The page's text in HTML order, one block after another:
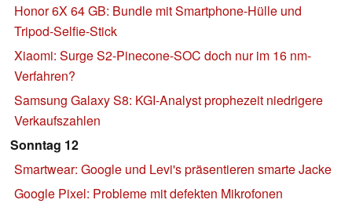
Honor 6X 64 GB: Bundle mit Smartphone-Hülle und
Tripod-Selfie-Stick
Xiaomi: Surge S2-Pinecone-SOC doch nur im 16 nm-
Verfahren?
Samsung Galaxy S8: KGI-Analyst prophezeit niedrigere
Verkaufszahlen
Sonntag 12
Smartwear: Google und Levi's präsentieren smarte Jacke
Google Pixel: Probleme mit defekten Mikrofonen